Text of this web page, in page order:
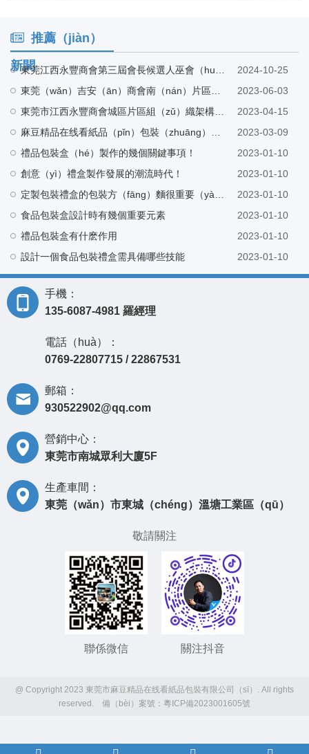
推薦（jiàn）
新聞
2024-10-25
2023-06-03
2023-04-15
2023-03-09
禮品包裝盒（hé）製作的幾個關鍵事項！
2023-01-10
創意（yì）禮盒製作發展的潮流時代！
2023-01-10
2023-01-10
食品包裝盒設計時有幾個重要元素
2023-01-10
禮品包裝盒有什麽作用
2023-01-10
設計一個食品包裝禮盒需具備哪些技能
2023-01-10
手機：
135-6087-4981 羅經理
電話（huà）：
0769-22807715 / 22867531
郵箱：
930522902@qq.com
營銷中心：
東莞市南城眾利大廈5F
生產車間：
東莞（wǎn）市東城（chéng）溫塘工業區（qū）
敬請關注
聯係微信 關注抖音
@ Copyright 2023 東莞市麻豆精品在线看紙品包裝有限公司（sī）. All rights
reserved. 備（bèi）案號： 粵ICP備2023001605號